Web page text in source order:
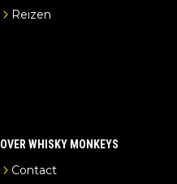
Reizen
OVER WHISKY MONKEYS
Contact